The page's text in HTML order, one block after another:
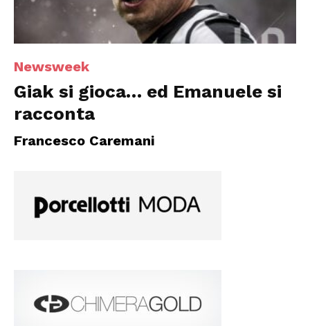
Newsweek
Giak si gioca… ed Emanuele si
racconta
Francesco Caremani